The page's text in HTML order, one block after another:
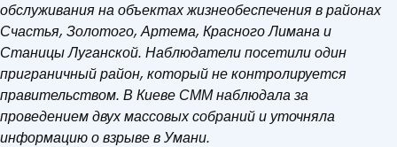
обслуживания на объектах жизнеобеспечения в районах
Счастья, Золотого, Артема, Красного Лимана и
Станицы Луганской. Наблюдатели посетили один
приграничный район, который не контролируется
правительством. В Киеве СММ наблюдала за
проведением двух массовых собраний и уточняла
информацию о взрыве в Умани.